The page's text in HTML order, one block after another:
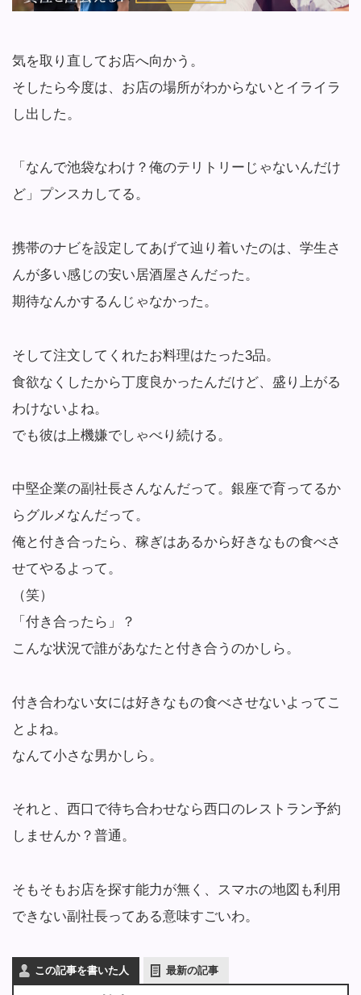
気を取り直してお店へ向かう。
そしたら今度は、お店の場所がわからないとイライラ
し出した。
「なんで池袋なわけ？俺のテリトリーじゃないんだけ
ど」プンスカしてる。
携帯のナビを設定してあげて辿り着いたのは、学生さ
んが多い感じの安い居酒屋さんだった。
期待なんかするんじゃなかった。
そして注文してくれたお料理はたった3品。
食欲なくしたから丁度良かったんだけど、盛り上がる
わけないよね。
でも彼は上機嫌でしゃべり続ける。
中堅企業の副社長さんなんだって。銀座で育ってるか
らグルメなんだって。
俺と付き合ったら、稼ぎはあるから好きなもの食べさ
せてやるよって。
（笑）
「付き合ったら」？
こんな状況で誰があなたと付き合うのかしら。
付き合わない女には好きなもの食べさせないよってこ
とよね。
なんて小さな男かしら。
それと、西口で待ち合わせなら西口のレストラン予約
しませんか？普通。
そもそもお店を探す能力が無く、スマホの地図も利用
できない副社長ってある意味すごいわ。
この記事を書いた人 最新の記事